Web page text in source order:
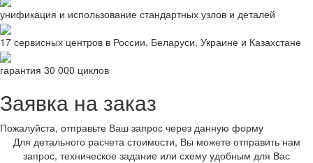
унификация и использование стандартных узлов и деталей
17 сервисных центров в России, Беларуси, Украине и Казахстане
гарантия 30 000 циклов
Заявка на заказ
Пожалуйста, отправьте Ваш запрос через данную форму
Для детального расчета стоимости, Вы можете отправить нам
запрос, техническое задание или схему удобным для Вас